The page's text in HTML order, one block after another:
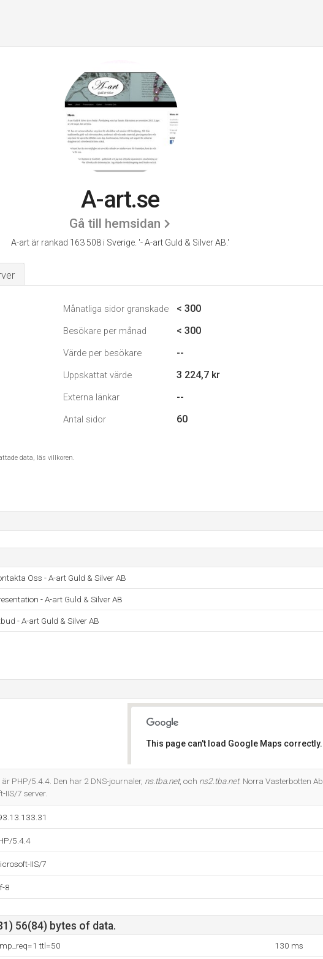
A-art.se
Gå till hemsidan
A-art är rankad 163 508 i Sverige. '- A-art Guld & Silver AB.'
Månatliga sidor granskade < 300
Besökare per månad < 300
Värde per besökare --
Uppskattat värde 3 224,7 kr
Externa länkar --
Antal sidor 60
data, läs villkoren.
Oss - A-art Guld & Silver AB
- A-art Guld & Silver AB
- A-art Guld & Silver AB
This page can't load Google Maps correctly.
PHP/5.4.4. Den har 2 DNS-journaler, ns.tba.net, och ns2.tba.net. Norra Vasterbotten Ab
IIS/7 server.
5.4.4
IIS/7
8
56(84) bytes of data.
ttl=50 130 ms